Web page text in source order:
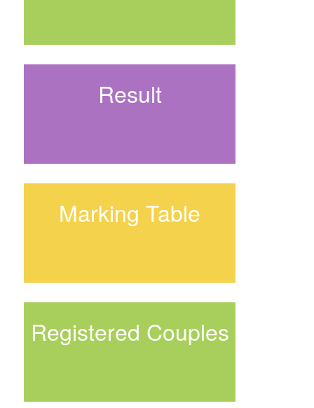
Result
Marking Table
Registered Couples